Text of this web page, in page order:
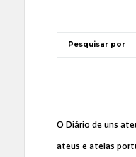
O Diário de uns
ateus e ateias